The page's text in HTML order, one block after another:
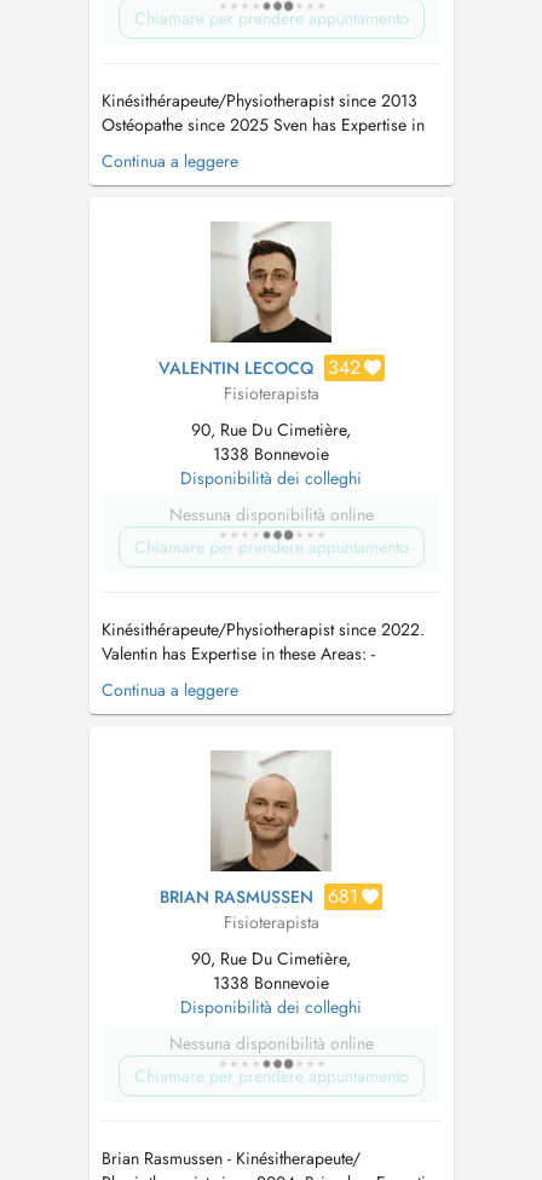
Chiamare per prendere appuntamento
Kinésithérapeute/Physiotherapist since 2013
Ostéopathe since 2025 Sven has Expertise in
these Areas: - Ostéopathie - Orthopedic and
Traumatology Physiotherapy - Pre- & Post
- Functional Flossing - Fascial & Visceral
Therapy - Manual Thera...
Continua a leggere
VALENTIN LECOCQ 342
Fisioterapista
90, Rue Du Cimetière,
1338 Bonnevoie
Disponibilità dei colleghi
Nessuna disponibilità online
Chiamare per prendere appuntamento
Kinésithérapeute/Physiotherapist since 2022.
Valentin has Expertise in these Areas: -
Orthopedic and Traumatology Physiotherapy -
Pre- & Post Operativ Physiotherapy - Functional
Zertified Back Coach - Zert.
Rückenschullehrerlizenz - Manuel Lymphatic ...
Continua a leggere
BRIAN RASMUSSEN 681
Fisioterapista
90, Rue Du Cimetière,
1338 Bonnevoie
Disponibilità dei colleghi
Nessuna disponibilità online
Chiamare per prendere appuntamento
Brian Rasmussen - Kinésitherapeute/